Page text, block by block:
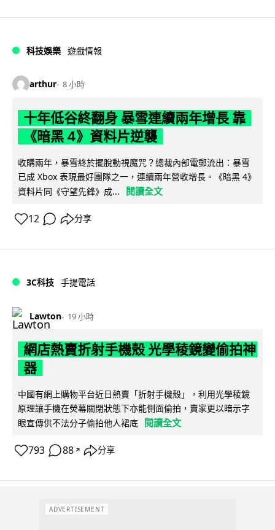
科技娛樂 遊戲情報
arthur 8 小時
十年低谷終翻身 暴雪連續兩年增長 靠
《暗黑 4》資料片逆襲
收購兩年，暴雪終於擺脫動視魔咒？總裁內部電郵流出：暴雪
已成 Xbox 表現最好團隊之一，連續兩年營收增長。《暗黑 4》
資料片同《守望先鋒》成...
閱讀全文
12 分享
3C科技 手提電話
Lawton 19 小時
網店熱賣折射手機殼 光學稜鏡變偷拍神
器
中國有網上購物平台近日熱賣「折射手機殼」，利用光學稜鏡
原理讓手機在熒幕關閉狀態下亦能側面偷拍，賣家更以暗示字
眼宣傳供不法分子偷拍他人裙底
閱讀全文
793 88 ↗ 分享
ADVERTISEMENT